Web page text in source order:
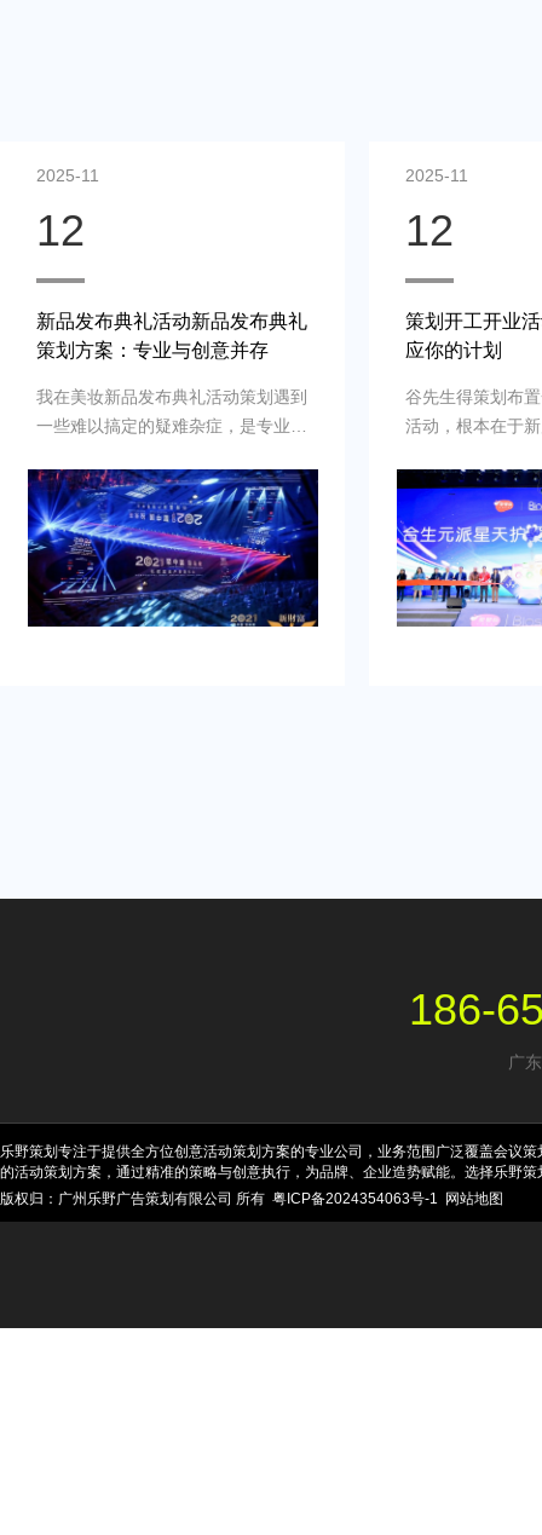
发布典礼
并存
动策划遇到
，是专业新
构想有创
整个美妆新
对应，下次
策划开工开业活动案例：快速响
应你的计划
谷先生得策划布置一场商场开工开业
活动，根本在于新店、新公司、新品
并营造良好的品牌形象。再者得做
到：增加曝光度，吸引目标消费群
体，提高知名度，通过活动推动初期
销售。可是鉴于不具备充足的渠道和
资源进行大规模的市场推广。需要专
业的策划和执行来吸引目标人群，创
186-
广
乐野策划专注于提供全方位创意活动策划方案的专业公司，业务范围广泛覆盖会议
的活动策划方案，通过精准的策略与创意执行，为品牌、企业造势赋能。选择乐野
版权归：广州乐野广告策划有限公司 所有 粤ICP备2024354063号-1 网站地图